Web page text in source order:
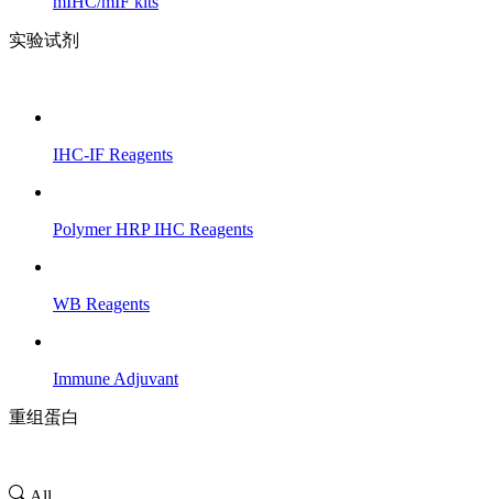
实验试剂
IHC-IF Reagents
Polymer HRP IHC Reagents
WB Reagents
Immune Adjuvant
重组蛋白